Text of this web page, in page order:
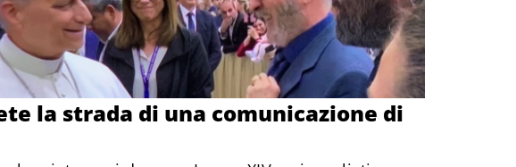
la strada di una comunicazione di